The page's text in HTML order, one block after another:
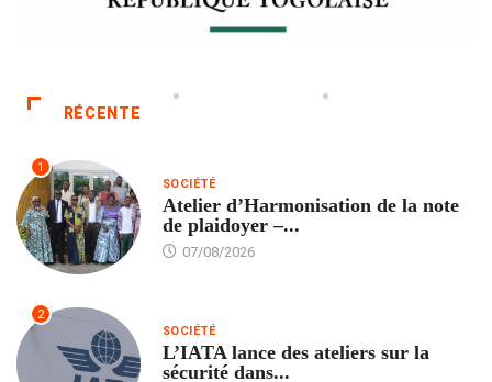
RÉCENTE
1
SOCIÉTÉ
Atelier d’Harmonisation de la note
de plaidoyer –...
07/08/2026
2
SOCIÉTÉ
L’IATA lance des ateliers sur la
sécurité dans...